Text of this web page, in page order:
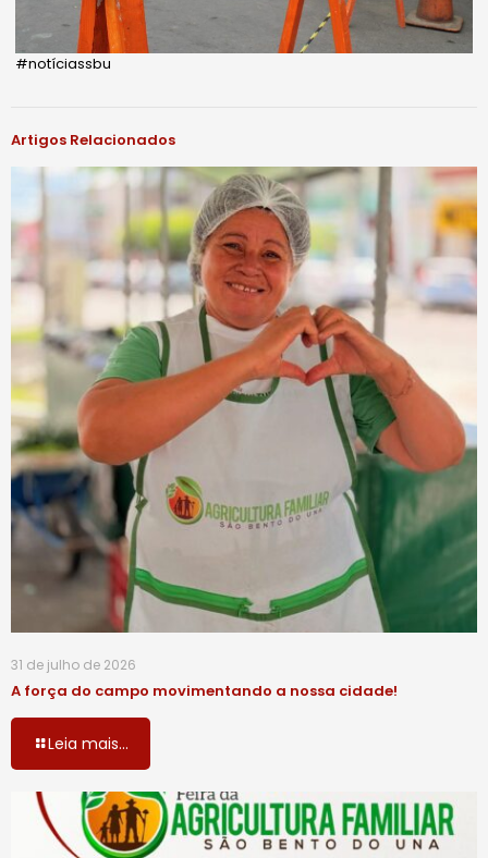
#notíciassbu
Artigos Relacionados
31 de julho de 2026
A força do campo movimentando a nossa cidade!
Leia mais...